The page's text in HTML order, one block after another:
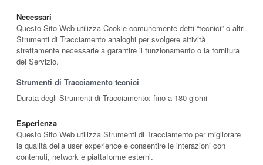
Necessari
Questo Sito Web utilizza Cookie comunemente detti “tecnici” o altri
Strumenti di Tracciamento analoghi per svolgere attività
strettamente necessarie a garantire il funzionamento o la fornitura
del Servizio.
Strumenti di Tracciamento tecnici
Durata degli Strumenti di Tracciamento: fino a 180 giorni
Esperienza
Questo Sito Web utilizza Strumenti di Tracciamento per migliorare
la qualità della user experience e consentire le interazioni con
contenuti, network e piattaforme esterni.